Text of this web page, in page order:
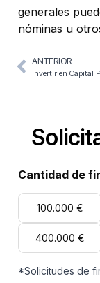
generales
nóminas u
ANTERIOR
Invertir en Capital
Cantidad de
100.000 €
400.000 €
*Solicitudes de